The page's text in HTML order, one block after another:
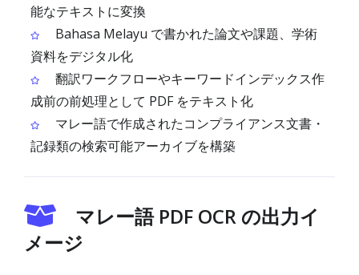
能なテキストに変換
Bahasa Melayu で書かれた論文や課題、学術
資料をデジタル化
翻訳ワークフローやキーワードインデックス作
成前の前処理として PDF をテキスト化
マレー語で作成されたコンプライアンス文書・
記録類の検索可能アーカイブを構築
マレー語 PDF OCR の出力イ
メージ